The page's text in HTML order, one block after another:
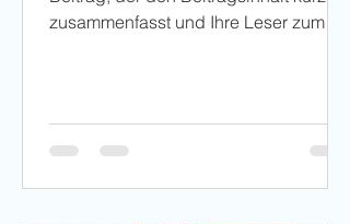
zusammenfasst und Ihre Leser zum